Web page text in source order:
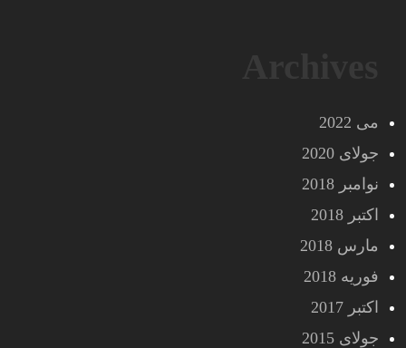
می 2022
جولای 2020
نوامبر 2018
اکتبر 2018
مارس 2018
فوریه 2018
اکتبر 2017
جولای 2015